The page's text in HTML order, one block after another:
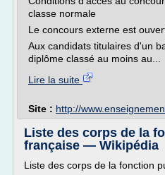
classe normale
Le concours externe est
Aux candidats titulaires d'un
diplôme classé au moins au...
Lire la suite
Site : http://
Liste des corps de la
française — Wikipédia
Liste des corps de la fonction